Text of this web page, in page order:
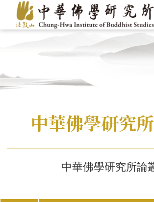
中華佛學研究
中華佛學研究所論